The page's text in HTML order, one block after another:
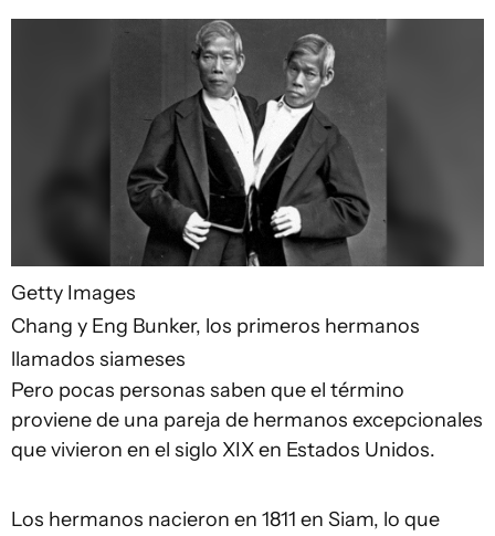
Getty Images
Chang y Eng Bunker, los primeros hermanos
llamados siameses
Pero pocas personas saben que el término
proviene de una pareja de hermanos excepcionales
que vivieron en el siglo XIX en Estados Unidos.
Los hermanos nacieron en 1811 en Siam, lo que